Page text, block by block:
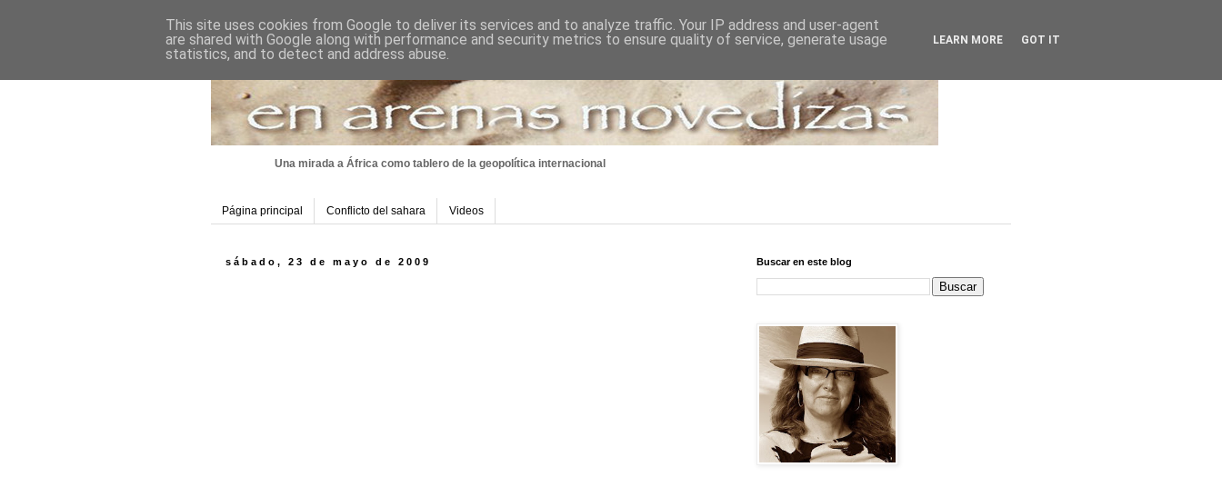
Una mirada a África como tablero de la geopolítica internacional
Página principal Conflicto del sahara Videos
sábado, 23 de mayo de 2009 Buscar en este blog
This site uses cookies from Google to deliver its services and to analyze traffic. Your IP address and user-agent
are shared with Google along with performance and security metrics to ensure quality of service, generate usage
statistics, and to detect and address abuse.
LEARN MORE GOT IT